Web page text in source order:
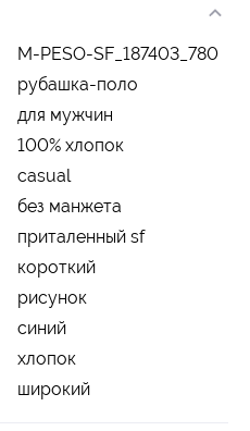
M-PESO-SF_187403_780
рубашка-поло
для мужчин
100% хлопок
casual
без манжета
приталенный sf
короткий
рисунок
синий
хлопок
широкий